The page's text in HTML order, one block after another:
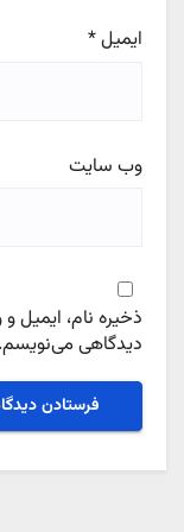
ایمیل*
وب‌ سایت
ذخیره نام، ایمیل
دیدگاهی می‌نویسم.